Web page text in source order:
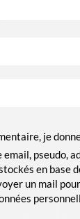
je
pseudo,
en base
un mail